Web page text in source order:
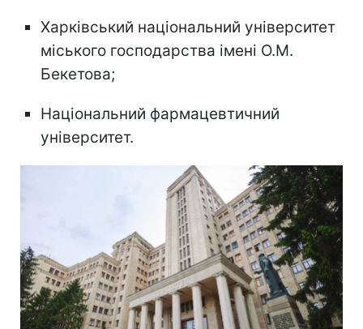
Харківський національний університет
міського господарства імені О.М.
Бекетова;
Національний фармацевтичний
університет.